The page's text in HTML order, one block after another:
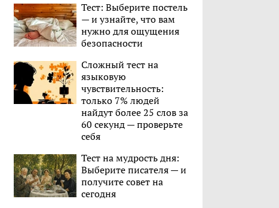
Тест: Выберите постель
— и узнайте, что вам
нужно для ощущения
безопасности
Сложный тест на
языковую
чувствительность:
только 7% людей
найдут более 25 слов за
60 секунд — проверьте
себя
Тест на мудрость дня:
Выберите писателя — и
получите совет на
сегодня